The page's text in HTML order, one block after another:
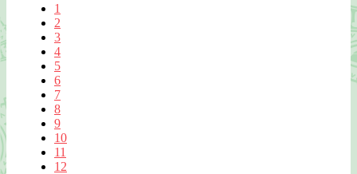
1
2
3
4
5
6
7
8
9
10
11
12